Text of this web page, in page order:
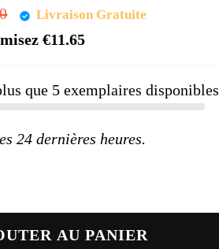
Prix
réduit
Livraison Gratuite
€11.65
que 5 exemplaires disponibles
24 dernières heures.
AU PANIER